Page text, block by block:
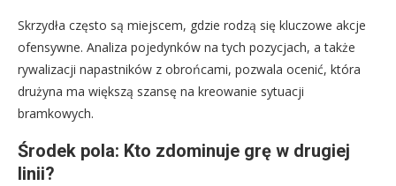
Skrzydła często są miejscem, gdzie rodzą się kluczowe akcje
ofensywne. Analiza pojedynków na tych pozycjach, a także
rywalizacji napastników z obrońcami, pozwala ocenić, która
drużyna ma większą szansę na kreowanie sytuacji
bramkowych.
Środek pola: Kto zdominuje grę w drugiej
linii?